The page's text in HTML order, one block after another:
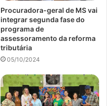
Procuradora-geral de MS vai
integrar segunda fase do
programa de
assessoramento da reforma
tributária
05/10/2024